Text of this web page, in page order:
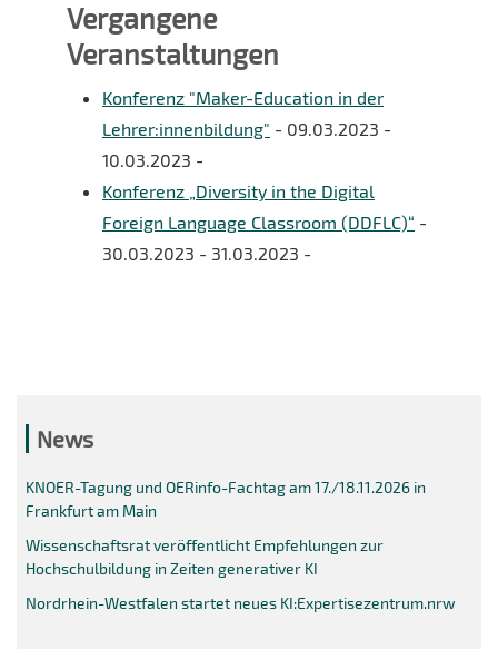
Vergangene
Veranstaltungen
Konferenz "Maker-Education in der
Lehrer:innenbildung" - 09.03.2023 -
10.03.2023 -
Konferenz „Diversity in the Digital
Foreign Language Classroom (DDFLC)“ -
30.03.2023 - 31.03.2023 -
News
KNOER-Tagung und OERinfo-Fachtag am 17./18.11.2026 in
Frankfurt am Main
Wissenschaftsrat veröffentlicht Empfehlungen zur
Hochschulbildung in Zeiten generativer KI
Nordrhein-Westfalen startet neues KI:Expertisezentrum.nrw